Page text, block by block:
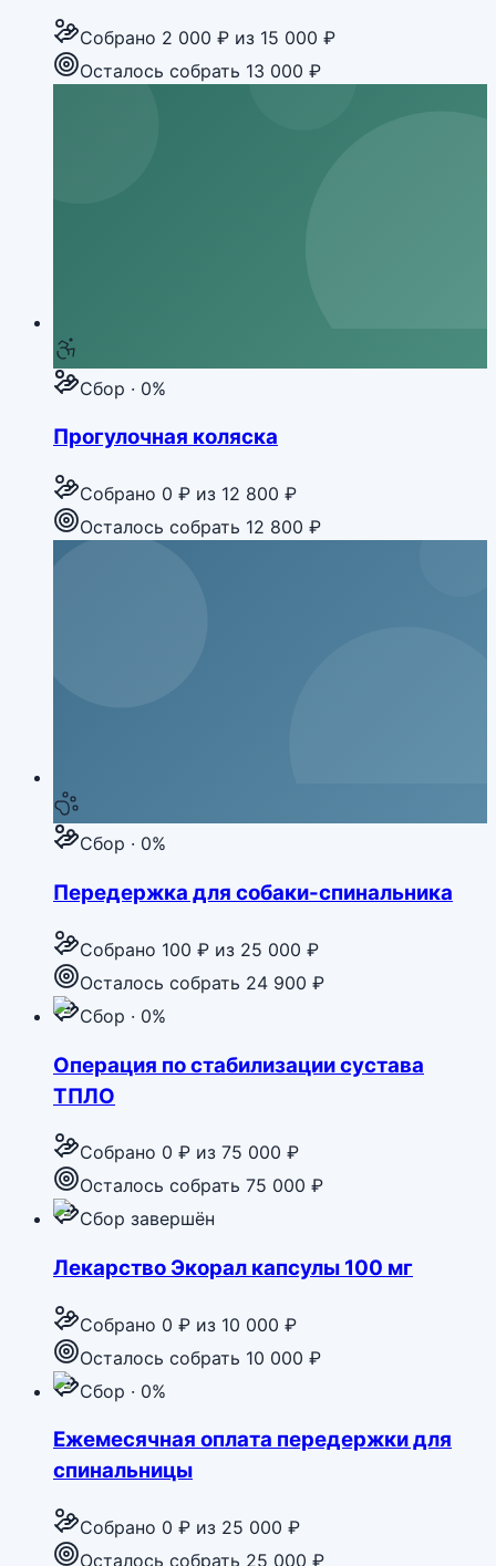
Собрано 2 000 ₽ из 15 000 ₽
Осталось собрать 13 000 ₽
Сбор · 0%
Прогулочная коляска
Собрано 0 ₽ из 12 800 ₽
Осталось собрать 12 800 ₽
Сбор · 0%
Передержка для собаки-спинальника
Собрано 100 ₽ из 25 000 ₽
Осталось собрать 24 900 ₽
Сбор · 0%
Операция по стабилизации сустава
ТПЛО
Собрано 0 ₽ из 75 000 ₽
Осталось собрать 75 000 ₽
Сбор завершён
Лекарство Экорал капсулы 100 мг
Собрано 0 ₽ из 10 000 ₽
Осталось собрать 10 000 ₽
Сбор · 0%
Ежемесячная оплата передержки для
спинальницы
Собрано 0 ₽ из 25 000 ₽
Осталось собрать 25 000 ₽